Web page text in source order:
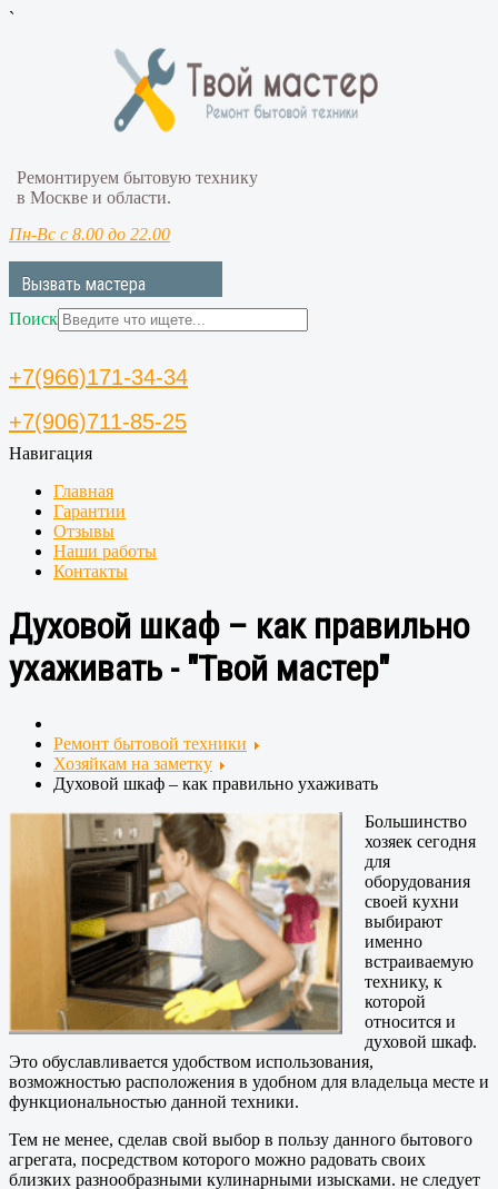
`
Ремонтируем бытовую технику
в Москве и области.
Пн-Вс с 8.00 до 22.00
Вызвать мастера
Поиск
+7(966)171-34-34
+7(906)711-85-25
Навигация
Главная
Гарантии
Отзывы
Наши работы
Контакты
Духовой шкаф – как правильно
ухаживать - "Твой мастер"
Ремонт бытовой техники
Хозяйкам на заметку
Духовой шкаф – как правильно ухаживать
Большинство
хозяек сегодня
для
оборудования
своей кухни
выбирают
именно
встраиваемую
технику, к
которой
относится и
духовой шкаф.
Это обуславливается удобством использования,
возможностью расположения в удобном для владельца месте и
функциональностью данной техники.
Тем не менее, сделав свой выбор в пользу данного бытового
агрегата, посредством которого можно радовать своих
близких разнообразными кулинарными изысками. не следует